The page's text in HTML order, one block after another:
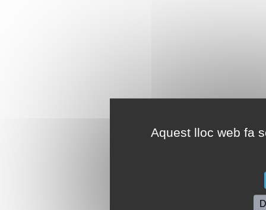
Aquest lloc web fa